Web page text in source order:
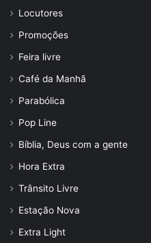
Locutores
Promoções
Feira livre
Café da Manhã
Parabólica
Pop Line
Bíblia, Deus com a gente
Hora Extra
Trânsito Livre
Estação Nova
Extra Light